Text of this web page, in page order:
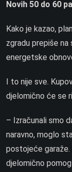
Novih 50 do 60
Kako je kazao,
zgradu prepiše na
energetske
I to nije sve.
djelomično će se
– Izračunali smo
naravno, moglo
postojeće garaže.
djelomično